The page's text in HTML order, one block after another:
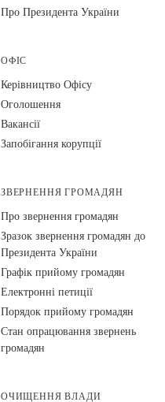
Про Президента України
ОФІС
Керівництво Офісу
Оголошення
Вакансії
Запобігання корупції
ЗВЕРНЕННЯ ГРОМАДЯН
Про звернення громадян
Зразок звернення громадян до
Президента України
Графік прийому громадян
Електронні петиції
Порядок прийому громадян
Стан опрацювання звернень
громадян
ОЧИЩЕННЯ ВЛАДИ